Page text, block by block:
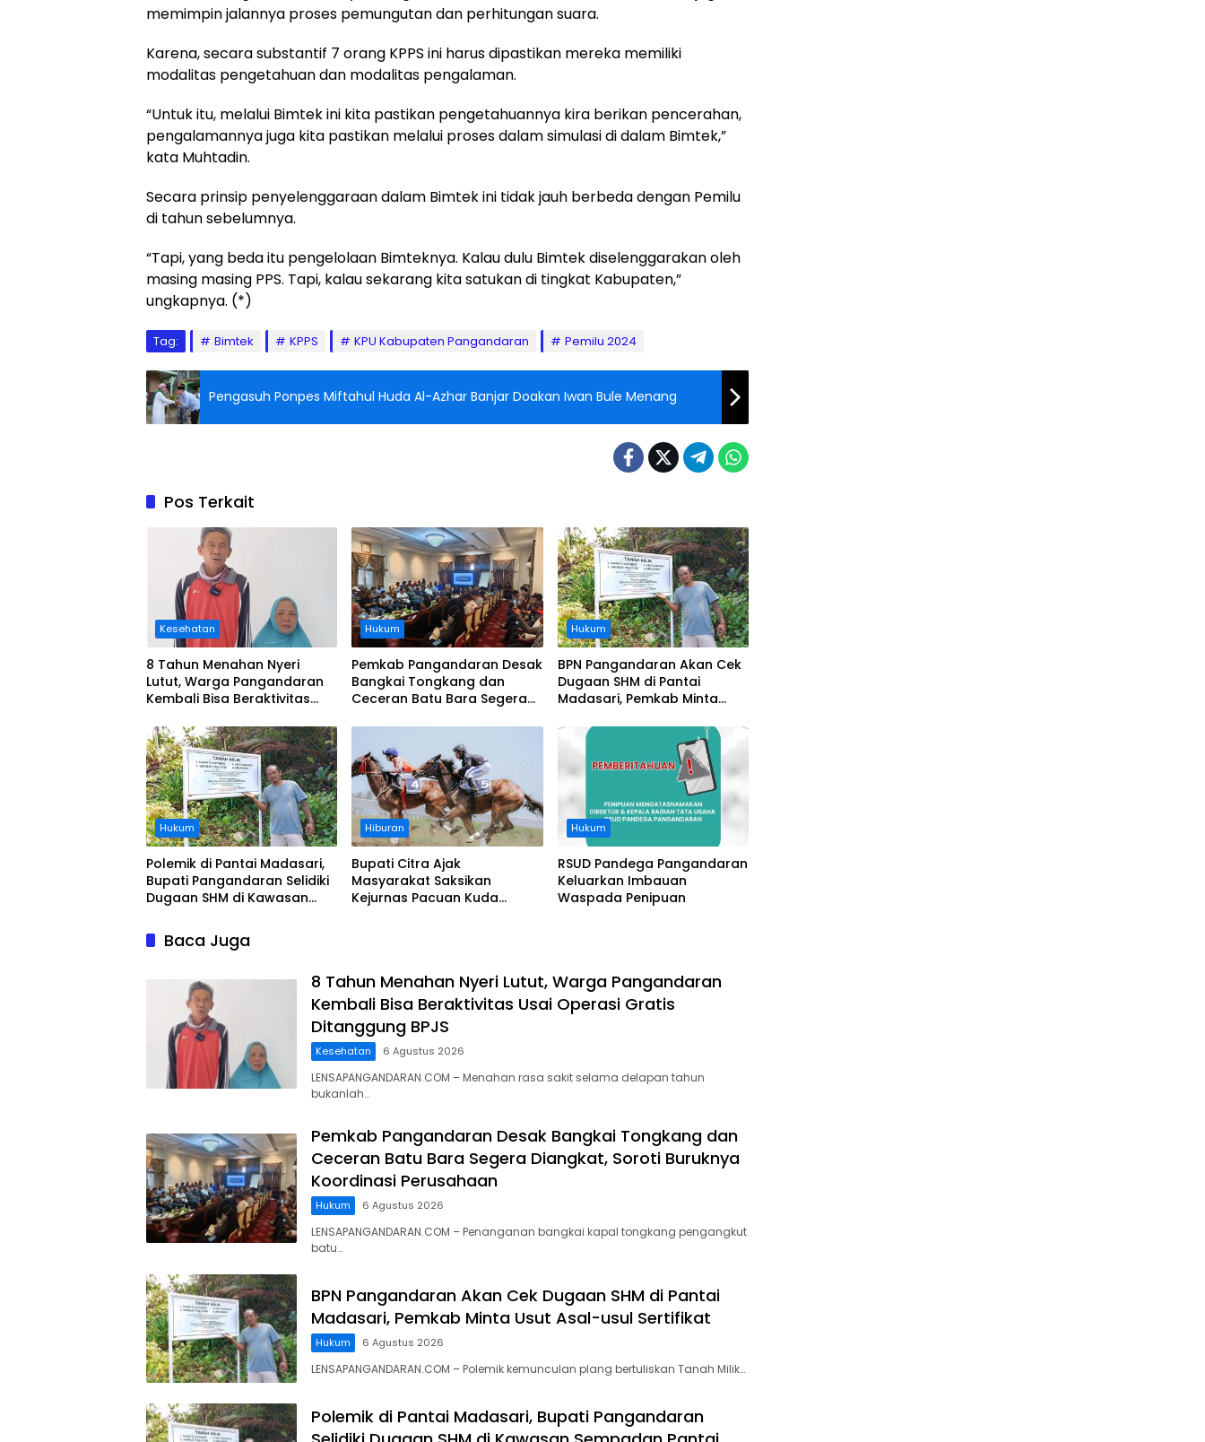
memimpin jalannya proses pemungutan dan perhitungan suara.
Karena, secara substantif 7 orang KPPS ini harus dipastikan mereka memiliki
modalitas pengetahuan dan modalitas pengalaman.
“Untuk itu, melalui Bimtek ini kita pastikan pengetahuannya kira berikan pencerahan,
pengalamannya juga kita pastikan melalui proses dalam simulasi di dalam Bimtek,”
kata Muhtadin.
Secara prinsip penyelenggaraan dalam Bimtek ini tidak jauh berbeda dengan Pemilu
di tahun sebelumnya.
“Tapi, yang beda itu pengelolaan Bimteknya. Kalau dulu Bimtek diselenggarakan oleh
masing masing PPS. Tapi, kalau sekarang kita satukan di tingkat Kabupaten,”
ungkapnya. (*)
Tag: Bimtek KPPS KPU Kabupaten Pangandaran Pemilu 2024
Pengasuh Ponpes Miftahul Huda Al-Azhar Banjar Doakan Iwan Bule Menang
Pos Terkait
Kesehatan
8 Tahun Menahan Nyeri
Lutut, Warga Pangandaran
Kembali Bisa Beraktivitas
Ditanggung BPJS
Hukum
Pemkab Pangandaran Desak
Bangkai Tongkang dan
Ceceran Batu Bara Segera
Koordinasi Perusahaan
Hukum
BPN Pangandaran Akan Cek
Dugaan SHM di Pantai
Madasari, Pemkab Minta
Hukum
Polemik di Pantai Madasari,
Bupati Pangandaran Selidiki
Dugaan SHM di Kawasan
Hiburan
Bupati Citra Ajak
Masyarakat Saksikan
Kejurnas Pacuan Kuda
Hukum
RSUD Pandega Pangandaran
Keluarkan Imbauan
Waspada Penipuan
Baca Juga
8 Tahun Menahan Nyeri Lutut, Warga Pangandaran
Kembali Bisa Beraktivitas Usai Operasi Gratis
Ditanggung BPJS
Kesehatan 6 Agustus 2026
LENSAPANGANDARAN.COM – Menahan rasa sakit selama delapan tahun
bukanlah…
Pemkab Pangandaran Desak Bangkai Tongkang dan
Ceceran Batu Bara Segera Diangkat, Soroti Buruknya
Koordinasi Perusahaan
Hukum 6 Agustus 2026
LENSAPANGANDARAN.COM – Penanganan bangkai kapal tongkang pengangkut
batu…
BPN Pangandaran Akan Cek Dugaan SHM di Pantai
Madasari, Pemkab Minta Usut Asal-usul Sertifikat
Hukum 6 Agustus 2026
LENSAPANGANDARAN.COM – ‎Polemik kemunculan plang bertuliskan Tanah Milik…
Polemik di Pantai Madasari, Bupati Pangandaran